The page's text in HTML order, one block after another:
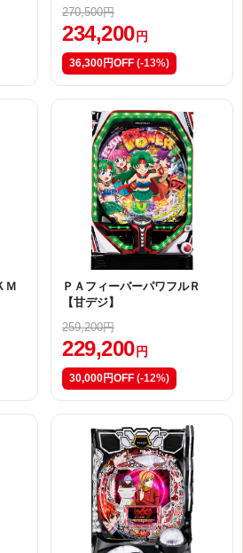
270,500円
234,200 円
36,300円OFF (-13%)
Ｍ
ＰＡフィーバーパワフルＲ
【甘デジ】
259,200円
229,200 円
30,000円OFF (-12%)